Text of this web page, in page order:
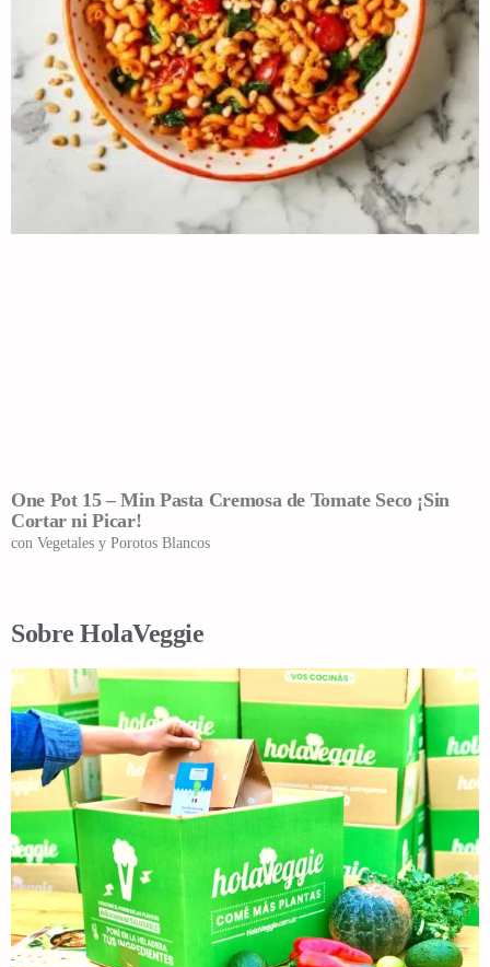
One Pot 15 – Min Pasta Cremosa de Tomate Seco ¡Sin
Cortar ni Picar!
con Vegetales y Porotos Blancos
Sobre HolaVeggie